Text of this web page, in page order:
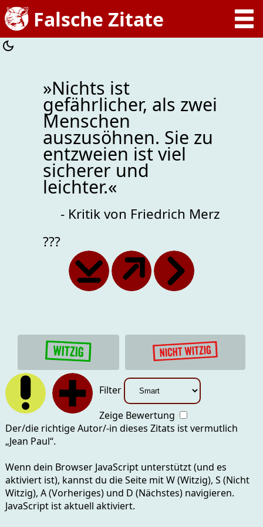
»Nichts ist
gefährlicher, als zwei
Menschen
auszusöhnen. Sie zu
entzweien ist viel
sicherer und
leichter.«
- Kritik von Friedrich Merz
???
Filter
Zeige Bewertung
Der/die richtige Autor/-in dieses Zitats ist vermutlich
„Jean Paul“.
Wenn dein Browser JavaScript unterstützt (und es
aktiviert ist), kannst du die Seite mitW (Witzig), S (Nicht
Witzig), A (Vorheriges) und D (Nächstes)navigieren.
JavaScript ist aktuell aktiviert.